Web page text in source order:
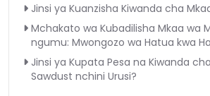
Jinsi ya Kuanzisha Kiwanda cha
Mchakato wa Kubadilisha Mkaa wa
ngumu: Mwongozo wa Hatua kwa
Jinsi ya Kupata Pesa na Kiwanda
Sawdust nchini Urusi?